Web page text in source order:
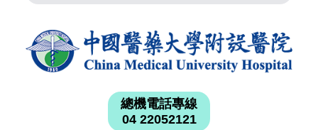
總機電話專線
04 22052121